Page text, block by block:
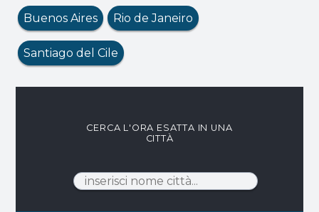
Buenos Aires Rio de Janeiro
Santiago del Cile
CERCA L'ORA ESATTA IN UNA
CITTÀ